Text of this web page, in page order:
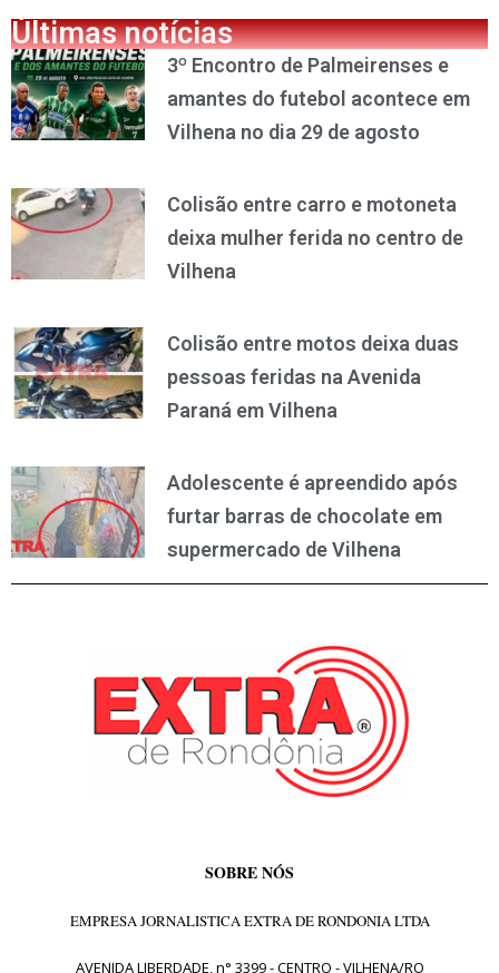
Últimas notícias
3º Encontro de Palmeirenses e
amantes do futebol acontece em
Vilhena no dia 29 de agosto
Colisão entre carro e motoneta
deixa mulher ferida no centro de
Vilhena
Colisão entre motos deixa duas
pessoas feridas na Avenida
Paraná em Vilhena
Adolescente é apreendido após
furtar barras de chocolate em
supermercado de Vilhena
SOBRE NÓS
EMPRESA JORNALISTICA EXTRA DE RONDONIA LTDA
AVENIDA LIBERDADE, n° 3399 - CENTRO - VILHENA/RO